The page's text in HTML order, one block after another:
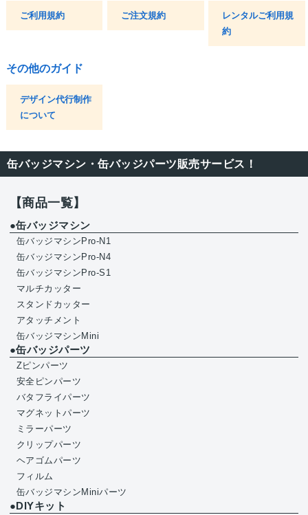
ご利用規約 ご注文規約
レンタルご利用規
約
その他のガイド
デザイン代行制作
について
缶バッジマシン・缶バッジパーツ販売サービス！
【商品一覧】
●缶バッジマシン
缶バッジマシンPro-N1
缶バッジマシンPro-N4
缶バッジマシンPro-S1
マルチカッター
スタンドカッター
アタッチメント
缶バッジマシンMini
●缶バッジパーツ
Zピンパーツ
安全ピンパーツ
バタフライパーツ
マグネットパーツ
ミラーパーツ
クリップパーツ
ヘアゴムパーツ
フィルム
缶バッジマシンMiniパーツ
●DIYキット